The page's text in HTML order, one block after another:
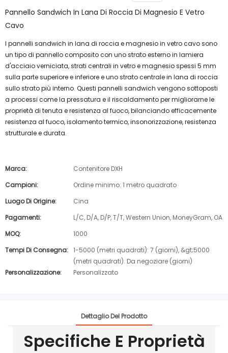
Pannello Sandwich In Lana Di Roccia Di Magnesio E Vetro
Cavo
I pannelli sandwich in lana di roccia e magnesio in vetro cavo sono
un tipo di pannello composito con uno strato esterno in lamiera
d'acciaio verniciata, strati centrali in vetro e magnesio spessi 5 mm
sulla parte superiore e inferiore e uno strato centrale in lana di roccia
sullo strato più interno. Questi pannelli sandwich vengono sottoposti
a processi come la pressatura e il riscaldamento per migliorarne le
proprietà di tenuta e resistenza al fuoco, bilanciando efficacemente
resistenza al fuoco, isolamento termico, insonorizzazione, resistenza
strutturale e durata.
Marca:
Contenitore DXH
Campioni:
Ordine minimo: 1 metro quadrato
Luogo Di Origine:
Cina
Pagamenti:
L/C, D/A, D/P, T/T, Western Union, MoneyGram, OA
MOQ:
1000
Tempi Di Consegna: 1-5000 (metri quadrati): 7 (giorni), &gt;5000
(metri quadrati): Da negoziare (giorni)
Personalizzazione:
Personalizzato
Dettaglio Del Prodotto
Specifiche E Proprietà